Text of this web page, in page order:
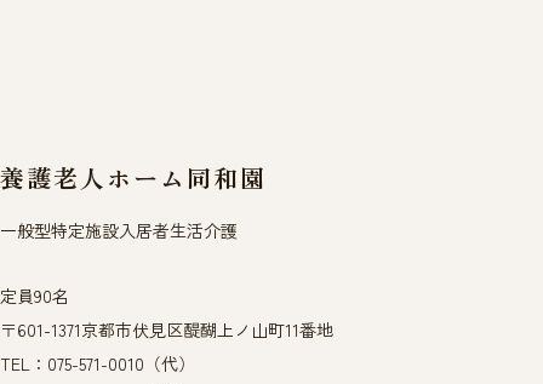
養護老人ホーム同和園
一般型特定施設入居者生活介護
定員90名
〒601-1371京都市伏見区醍醐上ノ山町11番地
TEL：075-571-0010（代）